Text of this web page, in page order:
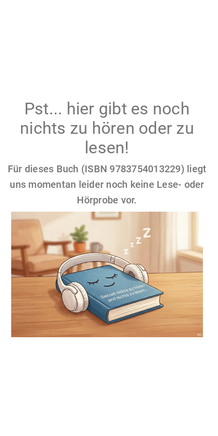
Pst... hier gibt es noch
nichts zu hören oder zu
lesen!
Für dieses Buch (ISBN 9783754013229) liegt
uns momentan leider noch keine Lese- oder
Hörprobe vor.